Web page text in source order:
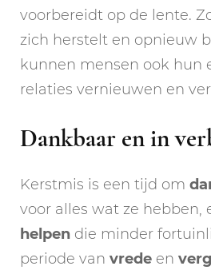
voorbereidt op de lente.
zich herstelt en opnieuw
kunnen mensen ook hun
relaties vernieuwen en
Dankbaar en in
Kerstmis is een tijd om
voor alles wat ze hebben,
helpen die minder
periode van vrede en